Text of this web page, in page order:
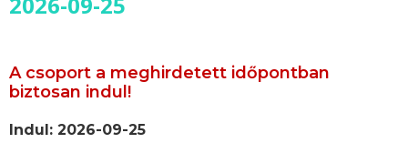
A csoport a meghirdetett időpontban
biztosan indul!
Indul: 2026-09-25